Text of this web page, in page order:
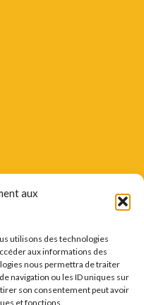
aux
utilisons des technologies
aux informations des
nous permettra de traiter
navigation ou les ID uniques sur
son consentement peut avoir
et fonctions.